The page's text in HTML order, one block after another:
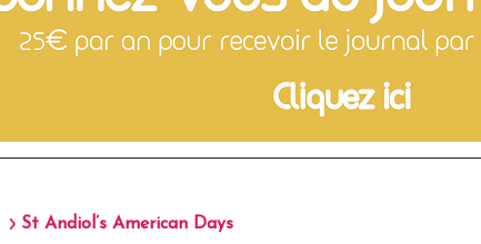
St Andiol’s American Days